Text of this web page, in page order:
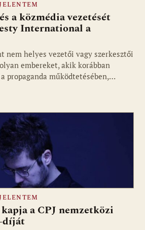
a közmédia vezetését
International a
nem helyes vezetői vagy szerkesztői
embereket, akik korábban
propaganda működtetésében,…
a CPJ nemzetközi
díját